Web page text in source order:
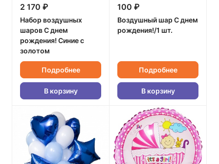
2 170 ₽
Набор воздушных
шаров С днем
рождения! Синие с
золотом
Подробнее
В корзину
100 ₽
Воздушный шар С днем
рождения!/1 шт.
Подробнее
В корзину